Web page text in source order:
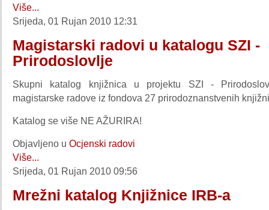
Više...
Srijeda, 01 Rujan 2010 12:31
Magistarski radovi u katalogu SZI -
Prirodoslovlje
Skupni katalog knjižnica u projektu SZI -
magistarske radove iz fondova 27 prirodoznanstvenih
Katalog se više NE AŽURIRA!
Objavljeno u Ocjenski radovi
Više...
Srijeda, 01 Rujan 2010 09:56
Mrežni katalog Knjižnice IRB-a